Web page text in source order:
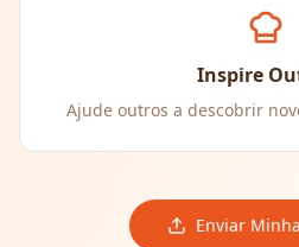
Inspire
Ajude outros a descobrir
Enviar